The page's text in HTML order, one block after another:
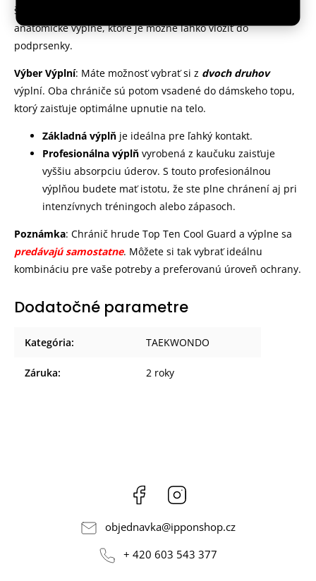
športových aktivít. Čo je však ešte lepšie, je možnosť zakúpiť
anatomické výplne, ktoré je možné ľahko vložiť do
podprsenky.
Výber Výplní: Máte možnosť vybrať si z dvoch druhov
výplní. Oba chrániče sú potom vsadené do dámskeho topu,
ktorý zaisťuje optimálne upnutie na telo.
Základná výplň je ideálna pre ľahký kontakt.
Profesionálna výplň vyrobená z kaučuku zaisťuje
vyššiu absorpciu úderov. S touto profesionálnou
výplňou budete mať istotu, že ste plne chránení aj pri
intenzívnych tréningoch alebo zápasoch.
Poznámka: Chránič hrude Top Ten Cool Guard a výplne sa
predávajú samostatne. Môžete si tak vybrať ideálnu
kombináciu pre vaše potreby a preferovanú úroveň ochrany.
Dodatočné parametre
Kategória: TAEKWONDO
Záruka: 2 roky
Facebook
objednavka@ipponshop.cz
+ 420 603 543 377